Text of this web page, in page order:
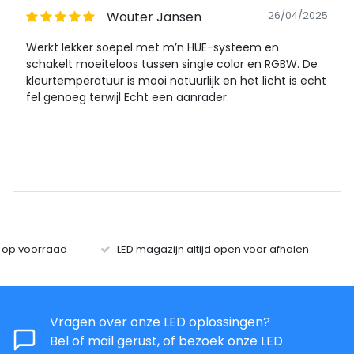
Wouter Jansen 26/04/2025
Werkt lekker soepel met m’n HUE-systeem en
schakelt moeiteloos tussen single color en RGBW. De
kleurtemperatuur is mooi natuurlijk en het licht is echt
fel genoeg terwijl Echt een aanrader.
op voorraad LED magazijn altijd open voor afhalen
Vragen over onze LED oplossingen?
Bel of mail gerust, of bezoek onze LED